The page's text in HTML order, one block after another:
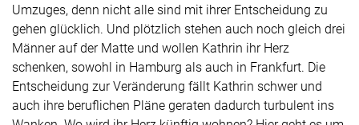
Umzuges, denn nicht alle sind mit ihrer Entscheidung zu
gehen glücklich. Und plötzlich stehen auch noch gleich drei
Männer auf der Matte und wollen Kathrin ihr Herz
schenken, sowohl in Hamburg als auch in Frankfurt. Die
Entscheidung zur Veränderung fällt Kathrin schwer und
auch ihre beruflichen Pläne geraten dadurch turbulent ins